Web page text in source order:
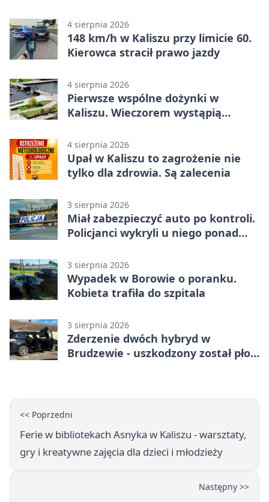
4 sierpnia 2026
148 km/h w Kaliszu przy limicie 60.
Kierowca stracił prawo jazdy
4 sierpnia 2026
Pierwsze wspólne dożynki w
Kaliszu. Wieczorem wystąpią
4 sierpnia 2026
Upał w Kaliszu to zagrożenie nie
tylko dla zdrowia. Są zalecenia
3 sierpnia 2026
Miał zabezpieczyć auto po kontroli.
Policjanci wykryli u niego ponad
3 sierpnia 2026
Wypadek w Borowie o poranku.
Kobieta trafiła do szpitala
3 sierpnia 2026
Zderzenie dwóch hybryd w
Brudzewie - uszkodzony został płot
<< Poprzedni
Ferie w bibliotekach Asnyka w Kaliszu - warsztaty,
gry i kreatywne zajęcia dla dzieci i młodzieży
Następny >>